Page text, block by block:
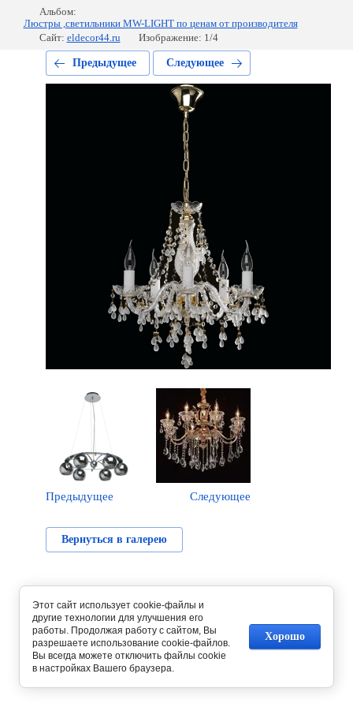
Альбом:
Люстры ,светильники MW-LIGHT по ценам от производителя
Сайт: eldecor44.ru Изображение: 1/4
Предыдущее Следующее
Предыдущее Следующее
Вернуться в галерею
Этот сайт использует cookie-файлы и
другие технологии для улучшения его
работы. Продолжая работу с сайтом, Вы
разрешаете использование cookie-файлов.
Вы всегда можете отключить файлы cookie
в настройках Вашего браузера.
Хорошо